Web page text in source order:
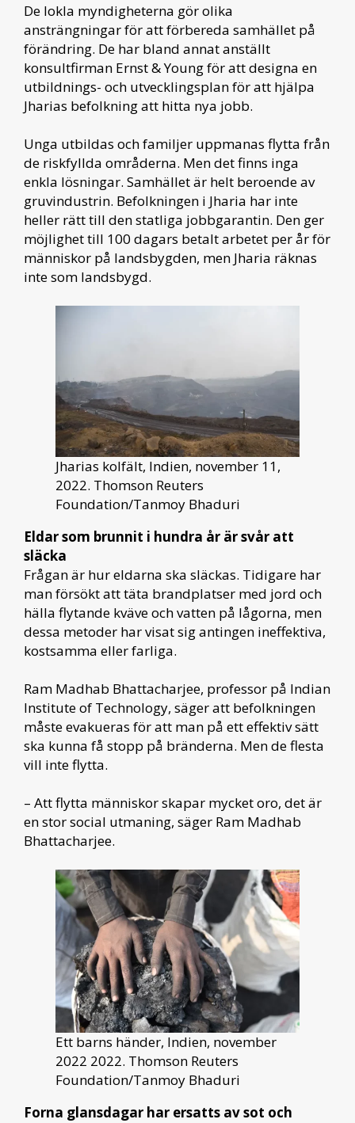
De lokla myndigheterna gör olika
ansträngningar för att förbereda samhället på
förändring. De har bland annat anställt
konsultfirman Ernst & Young för att designa en
utbildnings- och utvecklingsplan för att hjälpa
Jharias befolkning att hitta nya jobb.
Unga utbildas och familjer uppmanas flytta från
de riskfyllda områderna. Men det finns inga
enkla lösningar. Samhället är helt beroende av
gruvindustrin. Befolkningen i Jharia har inte
heller rätt till den statliga jobbgarantin. Den ger
möjlighet till 100 dagars betalt arbetet per år för
människor på landsbygden, men Jharia räknas
inte som landsbygd.
Jharias kolfält, Indien, november 11,
2022. Thomson Reuters
Foundation/Tanmoy Bhaduri
Eldar som brunnit i hundra år är svår att
släcka
Frågan är hur eldarna ska släckas. Tidigare har
man försökt att täta brandplatser med jord och
hälla flytande kväve och vatten på lågorna, men
dessa metoder har visat sig antingen ineffektiva,
kostsamma eller farliga.
Ram Madhab Bhattacharjee, professor på Indian
Institute of Technology, säger att befolkningen
måste evakueras för att man på ett effektiv sätt
ska kunna få stopp på bränderna. Men de flesta
vill inte flytta.
– Att flytta människor skapar mycket oro, det är
en stor social utmaning, säger Ram Madhab
Bhattacharjee.
Ett barns händer, Indien, november
2022 2022. Thomson Reuters
Foundation/Tanmoy Bhaduri
Forna glansdagar har ersatts av sot och